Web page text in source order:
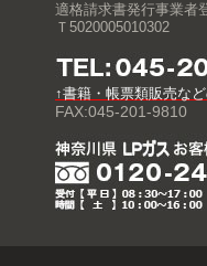
適格請求書発行事業者
Ｔ5020005010302
↑書籍・帳票類販売な
FAX:045-201-9810